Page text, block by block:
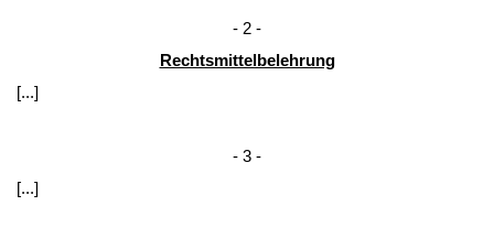
- 2 -
Rechts­mit­tel­be­leh­rung
[...]
- 3 -
[...]